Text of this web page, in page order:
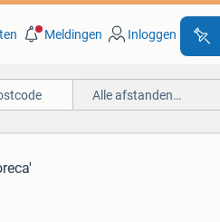
Meldingen Inloggen
Alle afstanden…